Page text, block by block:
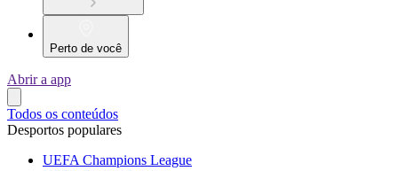
Perto de você
Abrir a app
Todos os conteúdos
Desportos populares
UEFA Champions League